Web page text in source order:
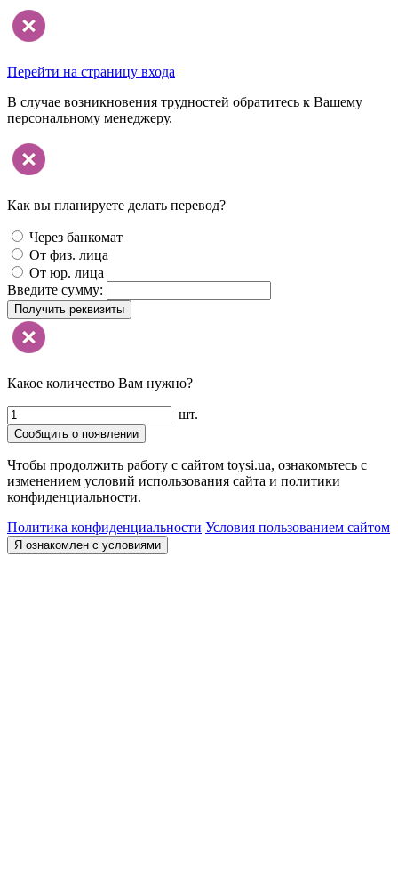
Перейти на страницу входа
В случае возникновения трудностей обратитесь к Вашему
персональному менеджеру.
Как вы планируете делать перевод?
Через банкомат
От физ. лица
От юр. лица
Введите сумму:
Получить реквизиты
Какое количество Вам нужно?
шт.
Сообщить о появлении
Чтобы продолжить работу с сайтом toysi.ua, ознакомьтесь с
изменением условий использования сайта и политики
конфиденциальности.
Политика конфиденциальности Условия пользованием сайтом
Я ознакомлен с условиями